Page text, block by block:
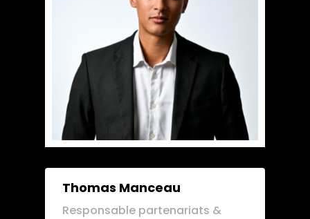
Thomas Manceau
Responsable partenariats &